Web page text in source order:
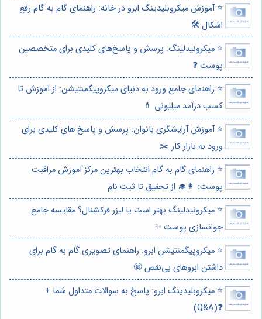
⭐️ آموزش میکروبلیدینگ ابرو در خانه: راهنمای گام به گام رفع
اشکال 🛠️
⭐️ میکرونیدلینگ: پرسش و پاسخ‌های کلیدی برای متخصصین
پوست ❓
⭐️ راهنمای جامع ورود به دنیای میکروپیگمنتیشن: از آموزش تا
کسب درآمد میلیونی 💄
⭐️ آموزش آرایشگری بانوان: پرسش و پاسخ های کلیدی برای
ورود به بازار کار ✂️
⭐️ راهنمای گام به گام انتخاب بهترین مرکز آموزش مراقبت
پوست: 👩‍🎓 از تحقیق تا ثبت نام
⭐️ میکرونیدلینگ بهتر است یا لیزر فرکشنال؟ مقایسه جامع
جوانسازی پوست ✨
⭐️ میکروپیگمنتیشن ابرو: راهنمای تصویری گام به گام برای
داشتن ابروهای بی‌نقص 🤩
⭐️ میکروبلیدینگ ابرو: پاسخ به سوالات متداول شما +
❓(Q&A)